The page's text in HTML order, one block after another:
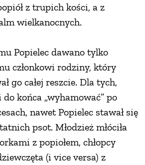
z trupich kości, a z
wielkanocnych.
Popielec dawano tylko
członkowi rodziny, który
go całej reszcie. Dla tych,
końca „wyhamować” po
nawet Popielec stawał się
psot. Młodzież młóciła
z popiołem, chłopcy
(i vice versa) z